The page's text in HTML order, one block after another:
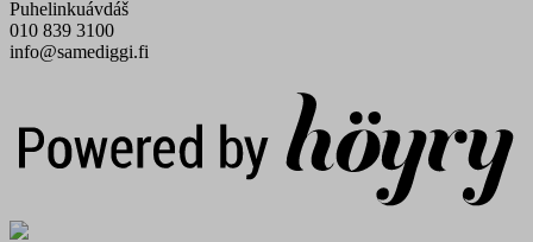
Puhelinkuávdáš
010 839 3100
info@samediggi.fi